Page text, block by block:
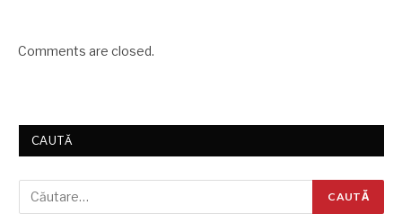
Comments are closed.
CAUTĂ